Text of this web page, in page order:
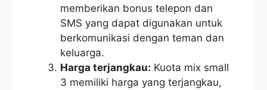
memberikan bonus telepon dan
SMS yang dapat digunakan untuk
berkomunikasi dengan teman dan
keluarga.
Harga terjangkau: Kuota mix small
3 memiliki harga yang terjangkau,